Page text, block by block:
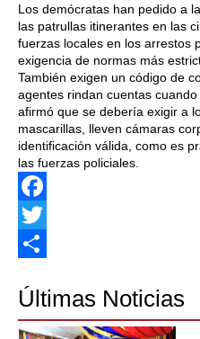
Los demócratas han pedido a
las patrullas itinerantes en las
fuerzas locales en los arrestos
exigencia de normas más
También exigen un código de
agentes rindan cuentas
afirmó que se debería exigir a
mascarillas, lleven cámaras
identificación válida, como es
las fuerzas policiales.
Facebook
Twitter
Últimas Noticias